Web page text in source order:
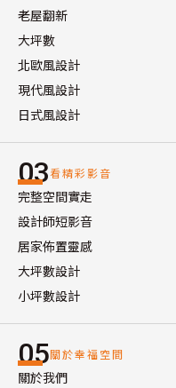
老屋翻新
大坪數
北歐風設計
現代風設計
日式風設計
03看精彩影音
完整空間實走
設計師短影音
居家佈置靈感
大坪數設計
小坪數設計
05關於幸福空間
關於我們